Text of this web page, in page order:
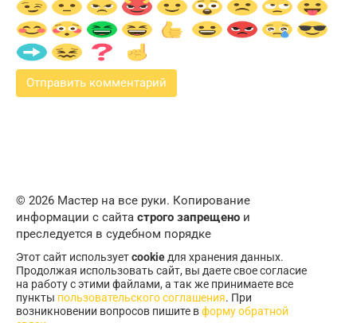
© 2026 Мастер на все руки. Копирование
информации с сайта строго запрещено и
преследуется в судебном порядке
Этот сайт используетcookie для хранения данных.
Продолжая использовать сайт, вы даете свое согласие
на работу с этими файлами, а так же принимаете все
пункты пользовательского соглашения. При
возникновении вопросов пишите вформу обратной